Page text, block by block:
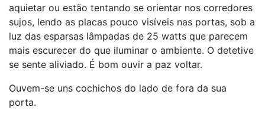
aquietar ou estão tentando se orientar nos corredores
sujos, lendo as placas pouco visíveis nas portas, sob a
luz das esparsas lâmpadas de 25 watts que parecem
mais escurecer do que iluminar o ambiente. O detetive
se sente aliviado. É bom ouvir a paz voltar.
Ouvem-se uns cochichos do lado de fora da sua
porta.